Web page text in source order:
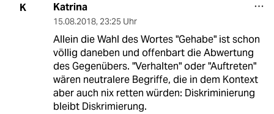
K Katrina
15.08.2018, 23:25 Uhr
Allein die Wahl des Wortes "Gehabe" ist schon
völlig daneben und offenbart die Abwertung
des Gegenübers. "Verhalten" oder "Auftreten"
wären neutralere Begriffe, die in dem Kontext
aber auch nix retten würden: Diskriminierung
bleibt Diskrimierung.